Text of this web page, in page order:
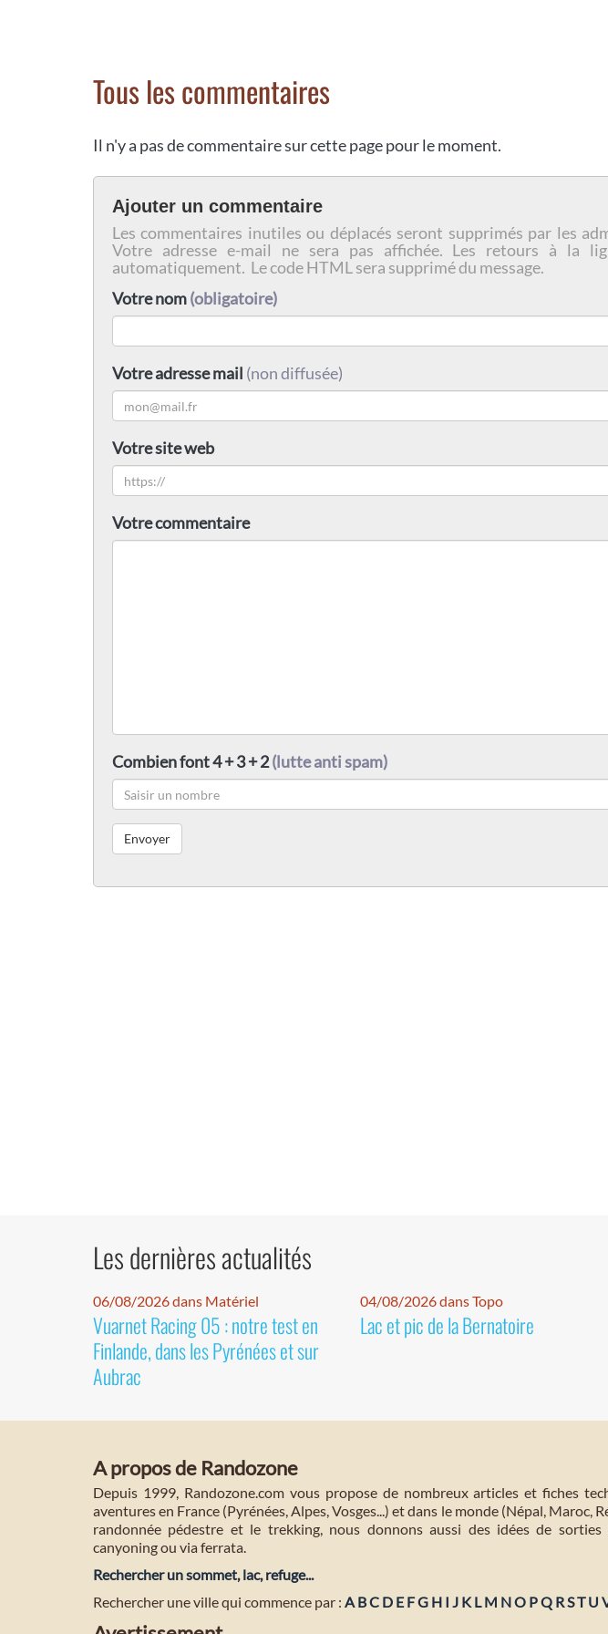
Tous les commentaires
Il n'y a pas de commentaire sur cette page pour le moment.
Ajouter un commentaire
Les commentaires inutiles ou déplacés seront supprimés par les
Votre adresse e-mail ne sera pas affichée. Les retours à la
automatiquement. Le code HTML sera supprimé du message.
Votre nom(obligatoire)
Votre adresse mail (non diffusée)
Votre site web
Votre commentaire
Combien font 4 + 3 + 2(lutte anti spam)
Les dernières actualités
06/08/2026 dans Matériel
Vuarnet Racing 05 : notre test en
Finlande, dans les Pyrénées et sur
Aubrac
04/08/2026 dans Topo
Lac et pic de la Bernatoire
A propos de Randozone
Depuis 1999, Randozone.com vous propose de nombreux articles et fiches
aventures en France (Pyrénées, Alpes, Vosges...) et dans le monde (Népal, Maroc,
randonnée pédestre et le trekking, nous donnons aussi des idées de
canyoning ou via ferrata.
Rechercher un sommet, lac, refuge...
Rechercher une ville qui commence par : A BC D E FG H I J K L M NO PQ RST U